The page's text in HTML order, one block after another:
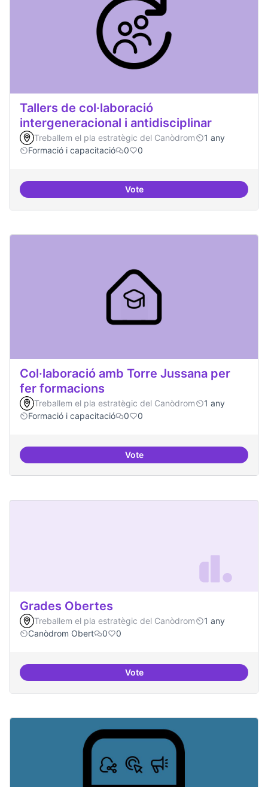
Tallers de col·laboració
intergeneracional i antidisciplinar
Treballem el pla estratègic del Canòdrom
1 any
Formació i capacitació
0 0
VoteTallers de col·laboració
Col·laboració amb Torre Jussana per
fer formacions
Treballem el pla estratègic del Canòdrom
1 any
Formació i capacitació
0 0
VoteCol·laboració amb Torre
Grades Obertes
Treballem el pla estratègic del Canòdrom
1 any
Canòdrom Obert
0 0
VoteGrades Obertes